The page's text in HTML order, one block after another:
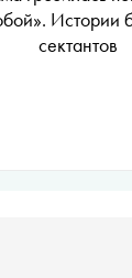
Истории
сектантов